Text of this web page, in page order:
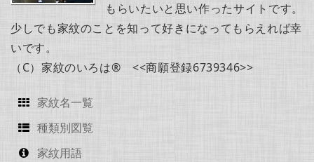
もらいたいと思い作ったサイトです。
少しでも家紋のことを知って好きになってもらえれば幸
いです。
（C）家紋のいろは® <<商願登録6739346>>
家紋名一覧
種類別図覧
家紋用語